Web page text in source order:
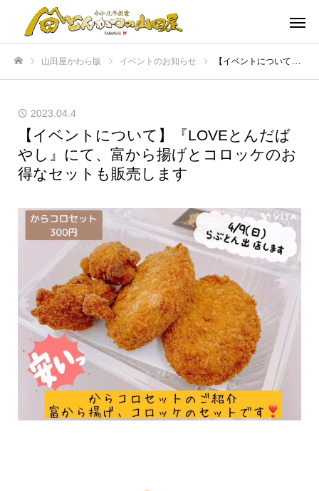
山田屋かわら版 イベントのお知らせ 【イベントについて】『LOVEとんだばやし』にて、富から揚げとコロッケのお得なセットも販売します
2023.04.4
【イベントについて】『LOVEとんだば
やし』にて、富から揚げとコロッケのお
得なセットも販売します